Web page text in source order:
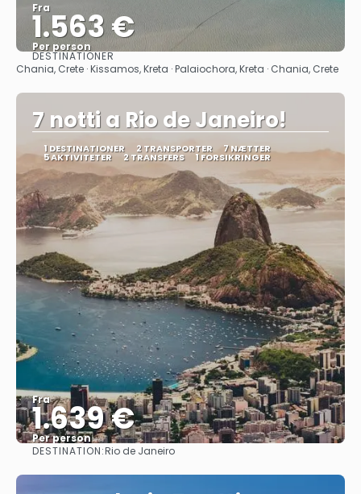
Fra
1.563 €
Per person
Se
DESTINATIONER
Chania, Crete · Kissamos, Kreta · Palaiochora, Kreta · Chania, Crete
7 notti a Rio de Janeiro!
1 DESTINATIONER 2 TRANSPORTER 7 NÆTTER
5 AKTIVITETER 2 TRANSFERS 1 FORSIKRINGER
Fra
1.639 €
Per person
Se
DESTINATION:Rio de Janeiro